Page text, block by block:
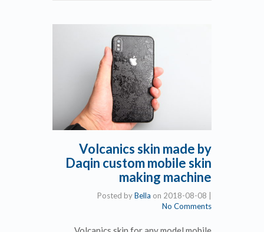
Volcanics skin made by
Daqin custom mobile skin
making machine
Posted byBella on 2018-08-08
No Comments